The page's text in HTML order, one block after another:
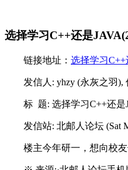
选择学习C++还是
链接地址： 选择学习C++
发信人: yhzy (永灰之羽),
标 题: 选择学习C++还是
发信站: 北邮人论坛 (Sat
楼主今年研一，想向校